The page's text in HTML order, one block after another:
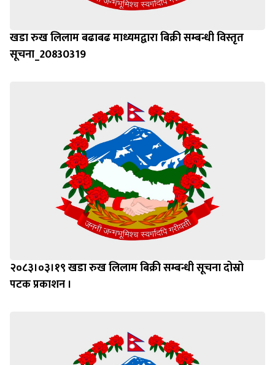
खडा रुख लिलाम बढाबढ माध्यमद्वारा बिक्री सम्बन्धी विस्तृत
सूचना_20830319
२०८३।०३।१९ खडा रुख लिलाम बिक्री सम्बन्धी सूचना दोस्रो
पटक प्रकाशन ।